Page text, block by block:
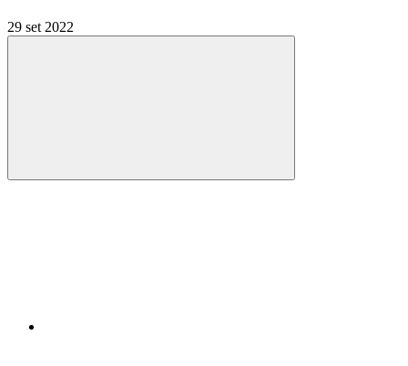
29 set 2022
Compartilhar